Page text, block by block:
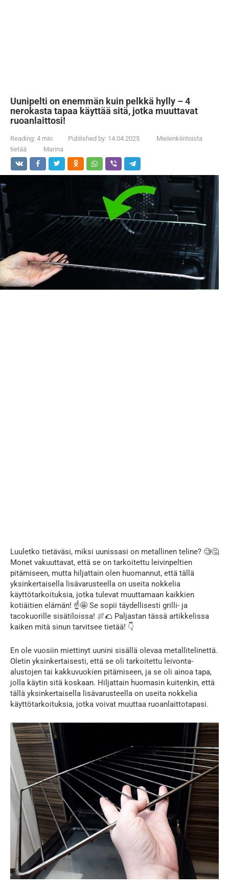
Uunipelti on enemmän kuin pelkkä hylly – 4
nerokasta tapaa käyttää sitä, jotka muuttavat
ruoanlaittosi!
Reading: 4 min Published by: 14.04.2025
Mielenkiintoista
tietää
Marina
Luuletko tietäväsi, miksi uunissasi on metallinen teline? 🧐🤔
Monet vakuuttavat, että se on tarkoitettu leivinpeltien
pitämiseen, mutta hiljattain olen huomannut, että tällä
yksinkertaisella lisävarusteella on useita nokkelia
käyttötarkoituksia, jotka tulevat muuttamaan kaikkien
kotiäitien elämän! ☝️🤩 Se sopii täydellisesti grilli- ja
tacokuorille sisätiloissa! 🍖🌮 Paljastan tässä artikkelissa
kaiken mitä sinun tarvitsee tietää! 👇
En ole vuosiin miettinyt uunini sisällä olevaa metallitelinettä.
Oletin yksinkertaisesti, että se oli tarkoitettu leivonta-
alustojen tai kakkuvuokien pitämiseen, ja se oli ainoa tapa,
jolla käytin sitä koskaan. Hiljattain huomasin kuitenkin, että
tällä yksinkertaisella lisävarusteella on useita nokkelia
käyttötarkoituksia, jotka voivat muuttaa ruoanlaittotapasi.